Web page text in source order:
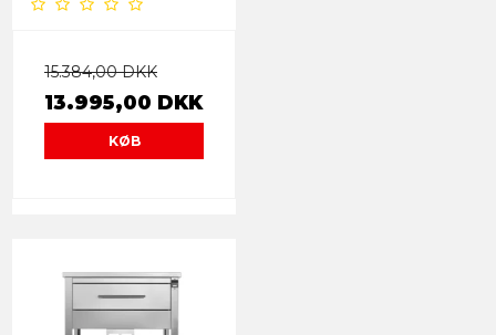
15.384,00 DKK
13.995,00 DKK
KØB